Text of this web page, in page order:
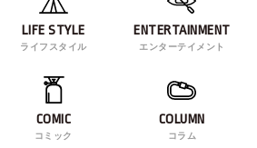
LIFE STYLE
ライフスタイル
ENTERTAINMENT
エンターテイメント
COMIC
コミック
COLUMN
コラム